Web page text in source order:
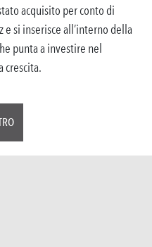
acquisito per conto di
si inserisce all’interno della
punta a investire nel
crescita.